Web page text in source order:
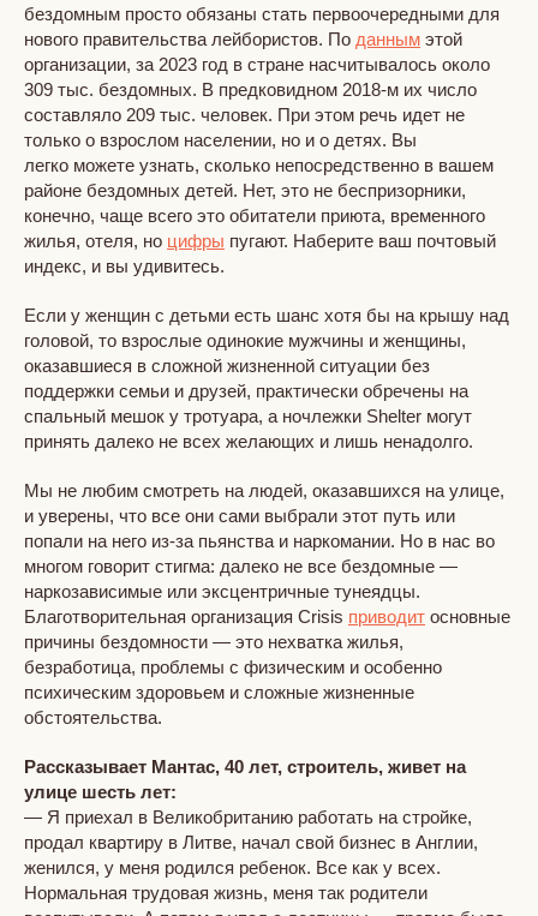
бездомным просто обязаны стать первоочередными для
нового правительства лейбористов. По данным этой
организации, за 2023 год в стране насчитывалось около
309 тыс. бездомных. В предковидном 2018-м их число
составляло 209 тыс. человек. При этом речь идет не
только о взрослом населении, но и о детях. Вы
легко можете узнать, сколько непосредственно в вашем
районе бездомных детей. Нет, это не беспризорники,
конечно, чаще всего это обитатели приюта, временного
жилья, отеля, но цифры пугают. Наберите ваш почтовый
индекс, и вы удивитесь.
Если у женщин с детьми есть шанс хотя бы на крышу над
головой, то взрослые одинокие мужчины и женщины,
оказавшиеся в сложной жизненной ситуации без
поддержки семьи и друзей, практически обречены на
спальный мешок у тротуара, а ночлежки Shelter могут
принять далеко не всех желающих и лишь ненадолго.
Мы не любим смотреть на людей, оказавшихся на улице,
и уверены, что все они сами выбрали этот путь или
попали на него из-за пьянства и наркомании. Но в нас во
многом говорит стигма: далеко не все бездомные —
наркозависимые или эксцентричные тунеядцы.
Благотворительная организация Crisis приводит основные
причины бездомности — это нехватка жилья,
безработица, проблемы с физическим и особенно
психическим здоровьем и сложные жизненные
обстоятельства.
Рассказывает Мантас, 40 лет, строитель, живет на
улице шесть лет:
— Я приехал в Великобританию работать на стройке,
продал квартиру в Литве, начал свой бизнес в Англии,
женился, у меня родился ребенок. Все как у всех.
Нормальная трудовая жизнь, меня так родители